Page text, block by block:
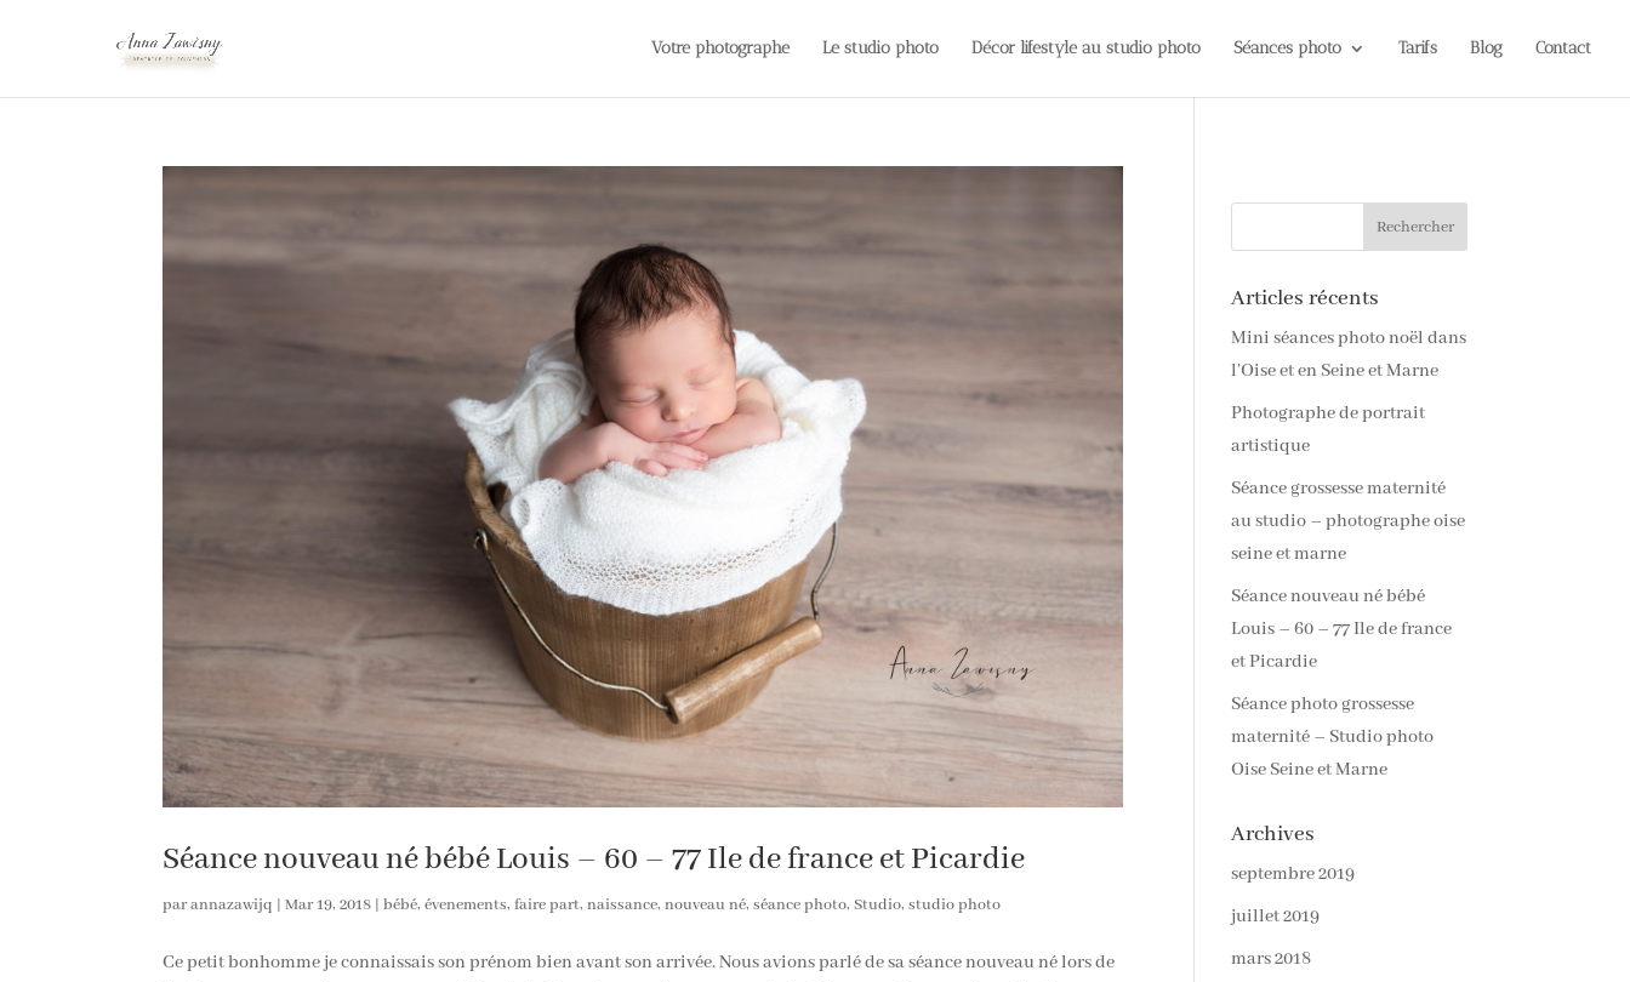
Votre photographe Le studio photo Décor lifestyle au studio photo Séances photo Tarifs Blog Contact
Séance nouveau né bébé Louis – 60 – 77 Ile de france et Picardie
parannazawijq |Mar 19, 2018 |bébé,évenements,faire part,naissance,nouveau né,séance photo,Studio,studio photo
Ce petit bonhomme je connaissais son prénom bien avant son arrivée. Nous avions parlé de sa séance nouveau né lors de
Articles récents
Mini séances photo noël dans
l’Oise et en Seine et Marne
Photographe de portrait
artistique
Séance grossesse maternité
au studio – photographe oise
seine et marne
Séance nouveau né bébé
Louis – 60 – 77 Ile de france
et Picardie
Séance photo grossesse
maternité – Studio photo
Oise Seine et Marne
Archives
septembre 2019
juillet 2019
mars 2018